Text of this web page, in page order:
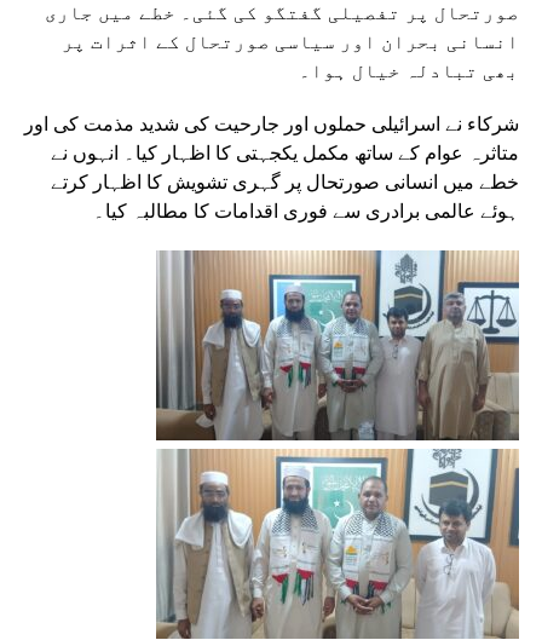
صورتحال پر تفصیلی گفتگو کی گئی۔ خطے میں جاری
انسانی بحران اور سیاسی صورتحال کے اثرات پر
بھی تبادلہ خیال ہوا۔
شرکاء نے اسرائیلی حملوں اور جارحیت کی شدید مذمت کی اور
متاثرہ عوام کے ساتھ مکمل یکجہتی کا اظہار کیا۔ انہوں نے
خطے میں انسانی صورتحال پر گہری تشویش کا اظہار کرتے
ہوئے عالمی برادری سے فوری اقدامات کا مطالبہ کیا۔